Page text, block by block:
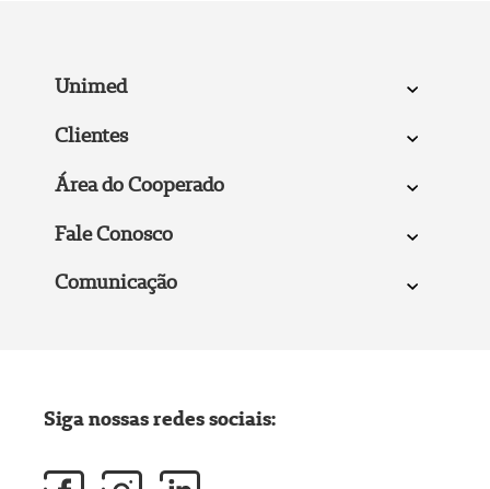
Unimed
Clientes
Área do Cooperado
Fale Conosco
Comunicação
Siga nossas redes sociais: